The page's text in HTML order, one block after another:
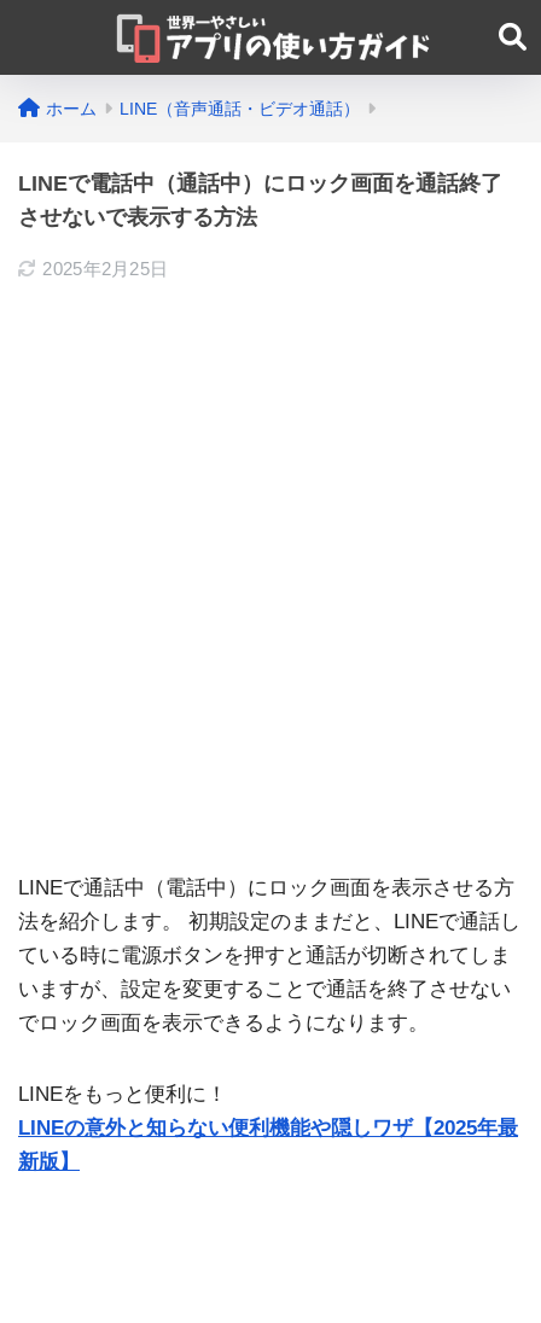
ホーム LINE（音声通話・ビデオ通話）
LINEで電話中（通話中）にロック画面を通話終了
させないで表示する方法
2025年2月25日
LINEで通話中（電話中）にロック画面を表示させる方
法を紹介します。 初期設定のままだと、LINEで通話し
ている時に電源ボタンを押すと通話が切断されてしま
いますが、設定を変更することで通話を終了させない
でロック画面を表示できるようになります。
LINEをもっと便利に！
LINEの意外と知らない便利機能や隠しワザ【2025年最
新版】